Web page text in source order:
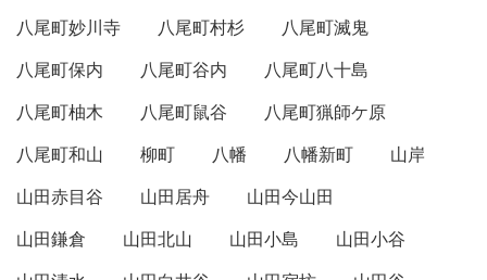
八尾町妙川寺
八尾町村杉
八尾町滅鬼
八尾町保内
八尾町谷内
八尾町八十島
八尾町柚木
八尾町鼠谷
八尾町猟師ケ原
八尾町和山
柳町 八幡 八幡新町
山岸
山田赤目谷
山田居舟
山田今山田
山田鎌倉
山田北山 山田小島
山田小谷